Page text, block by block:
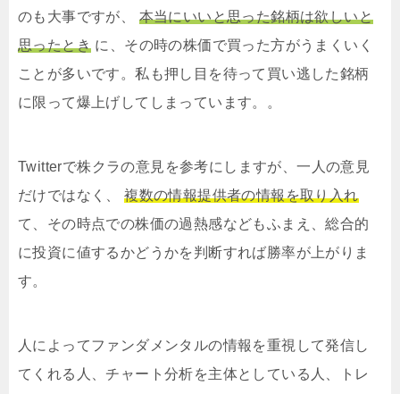
のも大事ですが、 本当にいいと思った銘柄は欲しいと
思ったとき に、その時の株価で買った方がうまくいく
ことが多いです。私も押し目を待って買い逃した銘柄
に限って爆上げしてしまっています。。
Twitterで株クラの意見を参考にしますが、一人の意見
だけではなく、複数の情報提供者の情報を取り入れ
て、その時点での株価の過熱感などもふまえ、総合的
に投資に値するかどうかを判断すれば勝率が上がりま
す。
人によってファンダメンタルの情報を重視して発信し
てくれる人、チャート分析を主体としている人、トレ